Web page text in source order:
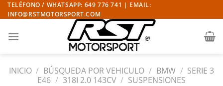
Saltar
al
TELÉFONO / WHATSAPP: 649 776 741 | EMAIL:
INFO@RSTMOTORSPORT.COM
INICIO / BÚSQUEDA POR VEHICULO / BMW / SERIE 3
E46 / 318I 2.0 143CV / SUSPENSIONES